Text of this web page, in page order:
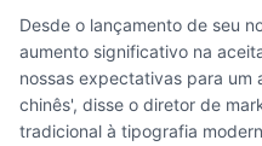
Desde o lançamento de seu
aumento significativo na
nossas expectativas para
chinês', disse o diretor de
tradicional à tipografia